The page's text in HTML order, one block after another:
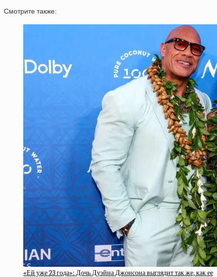
Смотрите также:
«Ей уже 23 года»: Дочь Дуэйна Джонсона выглядит так же, как ее